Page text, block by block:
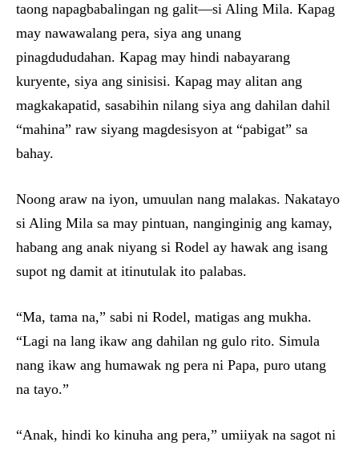
taong napagbabalingan ng galit—si Aling Mila. Kapag
may nawawalang pera, siya ang unang
pinagdududahan. Kapag may hindi nabayarang
kuryente, siya ang sinisisi. Kapag may alitan ang
magkakapatid, sasabihin nilang siya ang dahilan dahil
“mahina” raw siyang magdesisyon at “pabigat” sa
bahay.
Noong araw na iyon, umuulan nang malakas. Nakatayo
si Aling Mila sa may pintuan, nanginginig ang kamay,
habang ang anak niyang si Rodel ay hawak ang isang
supot ng damit at itinutulak ito palabas.
“Ma, tama na,” sabi ni Rodel, matigas ang mukha.
“Lagi na lang ikaw ang dahilan ng gulo rito. Simula
nang ikaw ang humawak ng pera ni Papa, puro utang
na tayo.”
“Anak, hindi ko kinuha ang pera,” umiiyak na sagot ni